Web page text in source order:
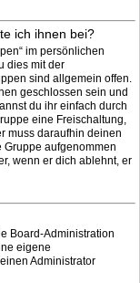
ich ihnen bei?
im persönlichen
dies mit der
sind allgemein offen.
geschlossen sein und
du ihr einfach durch
eine Freischaltung,
muss daraufhin deinen
Gruppe aufgenommen
wenn er dich ablehnt, er
Board-Administration
eigene
Administrator